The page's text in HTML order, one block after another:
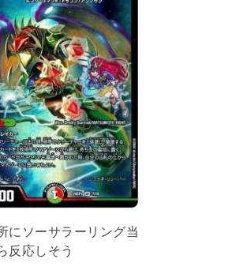
にソーサラーリング当
反応しそう